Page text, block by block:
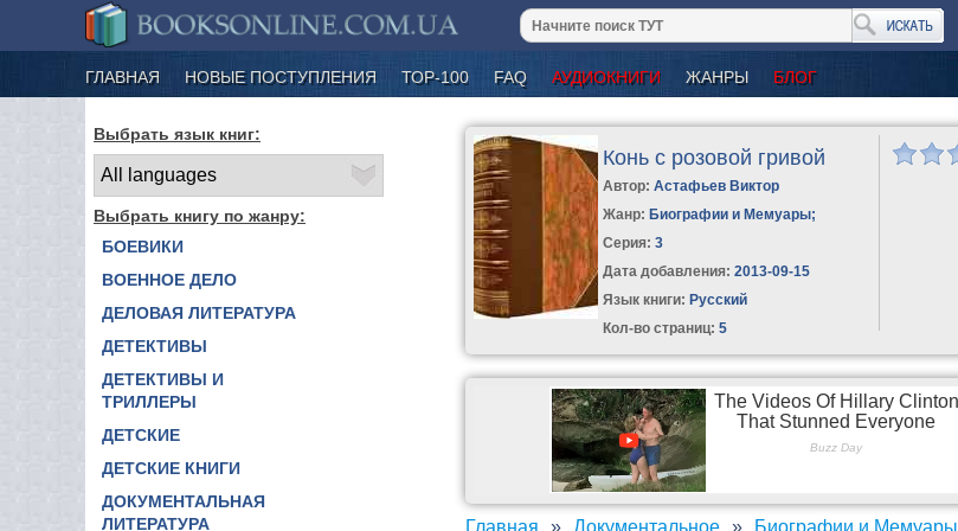
ГЛАВНАЯ НОВЫЕ ПОСТУПЛЕНИЯ ТОР-100 FAQ АУДИОКНИГИ ЖАНРЫ БЛОГ
Выбрать язык книг:
Выбрать книгу по жанру:
БОЕВИКИ
ВОЕННОЕ ДЕЛО
ДЕЛОВАЯ ЛИТЕРАТУРА
ДЕТЕКТИВЫ
ДЕТЕКТИВЫ И
ТРИЛЛЕРЫ
ДЕТСКИЕ
ДЕТСКИЕ КНИГИ
ДОКУМЕНТАЛЬНАЯ
ЛИТЕРАТУРА
Конь с розовой гривой
Автор:Астафьев Виктор
Жанр: Биографии и Мемуары;
Серия:3
Дата добавления: 2013-09-15
Язык книги: Русский
Кол-во страниц: 5
Главная Документальное Биографии и Мемуары